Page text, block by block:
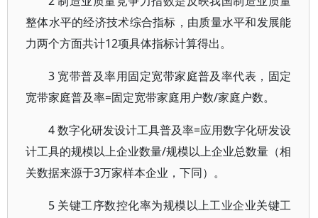
整体水平的经济技术综合指标，由质量水平和发展能
力两个方面共计12项具体指标计算得出。
3 宽带普及率用固定宽带家庭普及率代表，固定
宽带家庭普及率=固定宽带家庭用户数/家庭户数。
4 数字化研发设计工具普及率=应用数字化研发设
计工具的规模以上企业数量/规模以上企业总数量（相
关数据来源于3万家样本企业，下同）。
5 关键工序数控化率为规模以上工业企业关键工